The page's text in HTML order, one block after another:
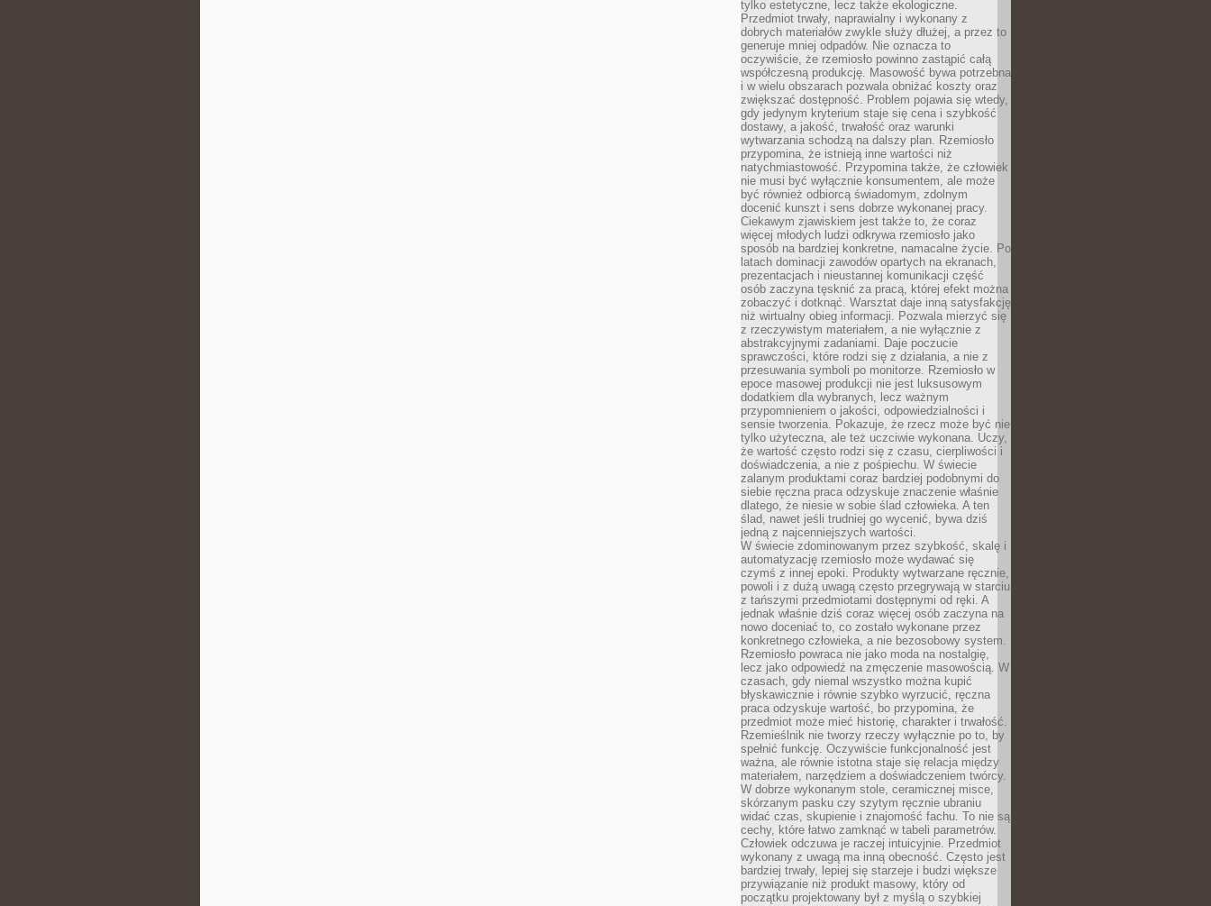
tylko estetyczne, lecz także ekologiczne.
Przedmiot trwały, naprawialny i wykonany z
dobrych materiałów zwykle służy dłużej, a przez to
generuje mniej odpadów. Nie oznacza to
oczywiście, że rzemiosło powinno zastąpić całą
współczesną produkcję. Masowość bywa potrzebna
i w wielu obszarach pozwala obniżać koszty oraz
zwiększać dostępność. Problem pojawia się wtedy,
gdy jedynym kryterium staje się cena i szybkość
dostawy, a jakość, trwałość oraz warunki
wytwarzania schodzą na dalszy plan. Rzemiosło
przypomina, że istnieją inne wartości niż
natychmiastowość. Przypomina także, że człowiek
nie musi być wyłącznie konsumentem, ale może
być również odbiorcą świadomym, zdolnym
docenić kunszt i sens dobrze wykonanej pracy.
Ciekawym zjawiskiem jest także to, że coraz
więcej młodych ludzi odkrywa rzemiosło jako
sposób na bardziej konkretne, namacalne życie. Po
latach dominacji zawodów opartych na ekranach,
prezentacjach i nieustannej komunikacji część
osób zaczyna tęsknić za pracą, której efekt można
zobaczyć i dotknąć. Warsztat daje inną satysfakcję
niż wirtualny obieg informacji. Pozwala mierzyć się
z rzeczywistym materiałem, a nie wyłącznie z
abstrakcyjnymi zadaniami. Daje poczucie
sprawczości, które rodzi się z działania, a nie z
przesuwania symboli po monitorze. Rzemiosło w
epoce masowej produkcji nie jest luksusowym
dodatkiem dla wybranych, lecz ważnym
przypomnieniem o jakości, odpowiedzialności i
sensie tworzenia. Pokazuje, że rzecz może być nie
tylko użyteczna, ale też uczciwie wykonana. Uczy,
że wartość często rodzi się z czasu, cierpliwości i
doświadczenia, a nie z pośpiechu. W świecie
zalanym produktami coraz bardziej podobnymi do
siebie ręczna praca odzyskuje znaczenie właśnie
dlatego, że niesie w sobie ślad człowieka. A ten
ślad, nawet jeśli trudniej go wycenić, bywa dziś
jedną z najcenniejszych wartości.
W świecie zdominowanym przez szybkość, skalę i
automatyzację rzemiosło może wydawać się
czymś z innej epoki. Produkty wytwarzane ręcznie,
powoli i z dużą uwagą często przegrywają w starciu
z tańszymi przedmiotami dostępnymi od ręki. A
jednak właśnie dziś coraz więcej osób zaczyna na
nowo doceniać to, co zostało wykonane przez
konkretnego człowieka, a nie bezosobowy system.
Rzemiosło powraca nie jako moda na nostalgię,
lecz jako odpowiedź na zmęczenie masowością. W
czasach, gdy niemal wszystko można kupić
błyskawicznie i równie szybko wyrzucić, ręczna
praca odzyskuje wartość, bo przypomina, że
przedmiot może mieć historię, charakter i trwałość.
Rzemieślnik nie tworzy rzeczy wyłącznie po to, by
spełnić funkcję. Oczywiście funkcjonalność jest
ważna, ale równie istotna staje się relacja między
materiałem, narzędziem a doświadczeniem twórcy.
W dobrze wykonanym stole, ceramicznej misce,
skórzanym pasku czy szytym ręcznie ubraniu
widać czas, skupienie i znajomość fachu. To nie są
cechy, które łatwo zamknąć w tabeli parametrów.
Człowiek odczuwa je raczej intuicyjnie. Przedmiot
wykonany z uwagą ma inną obecność. Często jest
bardziej trwały, lepiej się starzeje i budzi większe
przywiązanie niż produkt masowy, który od
początku projektowany był z myślą o szybkiej